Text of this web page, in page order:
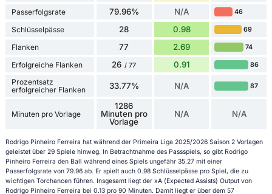
Passerfolgsrate 79.96% N/A 46
Schlüsselpässe 28 0.98 69
Flanken 77 2.69 74
Erfolgreiche Flanken 26 / 77 0.91 86
Prozentsatz
erfolgreicher Flanken
33.77% N/A 87
Minuten pro Vorlage
1286
Minuten pro
Vorlage
N/A N/A
Rodrigo Pinheiro Ferreira hat während der Primeira Liga 2025/2026 Saison 2 Vorlagen
geleistet über 29 Spiele hinweg. In Betrachtnahme des Passspiels, so gibt Rodrigo
Pinheiro Ferreira den Ball während eines Spiels ungefähr 35.27 mit einer
Passerfolgsrate von 79.96 ab. Er spielt auch 0.98 Schlüsselpässe pro Spiel, die zu
wichtigen Torchancen führen. Insgesamt liegt der xA (Expected Assists) Output von
Rodrigo Pinheiro Ferreira bei 0.13 pro 90 Minuten. Damit liegt er über dem 57